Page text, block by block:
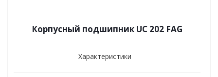
Корпусный подшипник UC 202 FAG
Характеристики